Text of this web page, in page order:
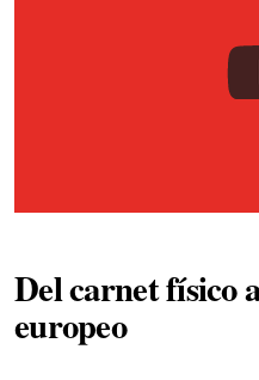
Del carnet físico
europeo